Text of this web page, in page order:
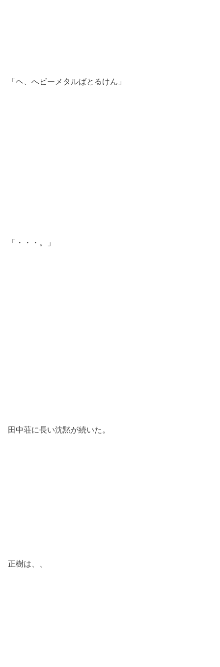
「ヘ、へビーメタルばとるけん」
「・・・。」
田中荘に長い沈黙が続いた。
正樹は、、